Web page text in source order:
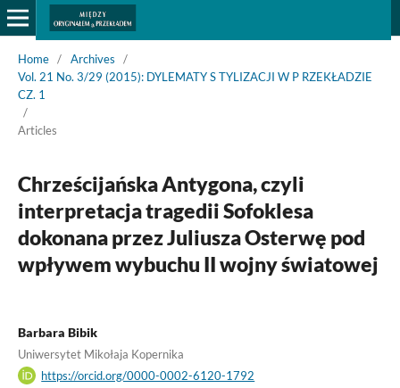
Home / Archives
/
Vol. 21 No. 3/29 (2015): DYLEMATY S TYLIZACJI W P RZEKŁADZIE
CZ. 1
/
Articles
Chrześcijańska Antygona, czyli
interpretacja tragedii Sofoklesa
dokonana przez Juliusza Osterwę pod
wpływem wybuchu II wojny światowej
Barbara Bibik
Uniwersytet Mikołaja Kopernika
https://orcid.org/0000-0002-6120-1792